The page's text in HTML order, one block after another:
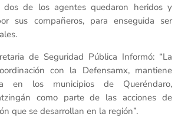
dos de los agentes quedaron heridos y
sus compañeros, para enseguida ser
de Seguridad Pública Informó: “La
con la Defensamx, mantiene
en los municipios de Queréndaro,
como parte de las acciones de
que se desarrollan en la región”.